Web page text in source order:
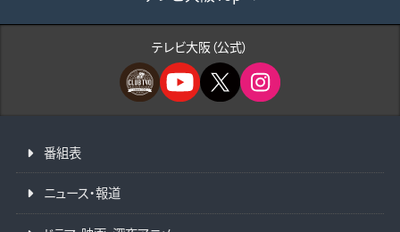
テレビ大阪（公式）
番組表
ニュース・報道